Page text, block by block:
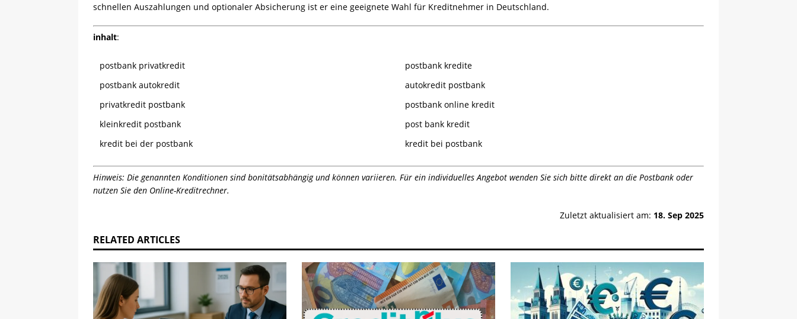
schnellen Auszahlungen und optionaler Absicherung ist er eine geeignete Wahl für Kreditnehmer in Deutschland.
inhalt:
postbank privatkredit
postbank kredite
postbank autokredit
autokredit postbank
privatkredit postbank
postbank online kredit
kleinkredit postbank
post bank kredit
kredit bei der postbank
kredit bei postbank
Hinweis: Die genannten Konditionen sind bonitätsabhängig und können variieren. Für ein individuelles Angebot wenden Sie sich bitte direkt an die Postbank oder
nutzen Sie den Online-Kreditrechner.
Zuletzt aktualisiert am: 18. Sep 2025
RELATED ARTICLES